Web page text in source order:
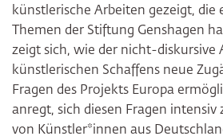
künstlerische Arbeiten gezeigt, die
Themen der Stiftung Genshagen
zeigt sich, wie der nicht-diskursive
künstlerischen Schaffens neue
Fragen des Projekts Europa
anregt, sich diesen Fragen
von Künstler*innen aus